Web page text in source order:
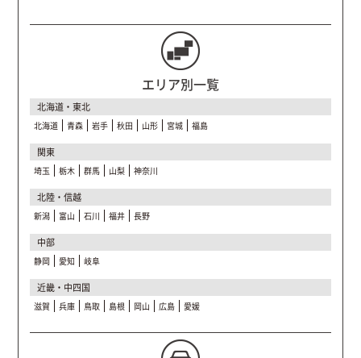
エリア別一覧
北海道・東北
北海道 青森 岩手 秋田 山形 宮城 福島
関東
埼玉 栃木 群馬 山梨 神奈川
北陸・信越
新潟 富山 石川 福井 長野
中部
静岡 愛知 岐阜
近畿・中四国
滋賀 兵庫 鳥取 島根 岡山 広島 愛媛